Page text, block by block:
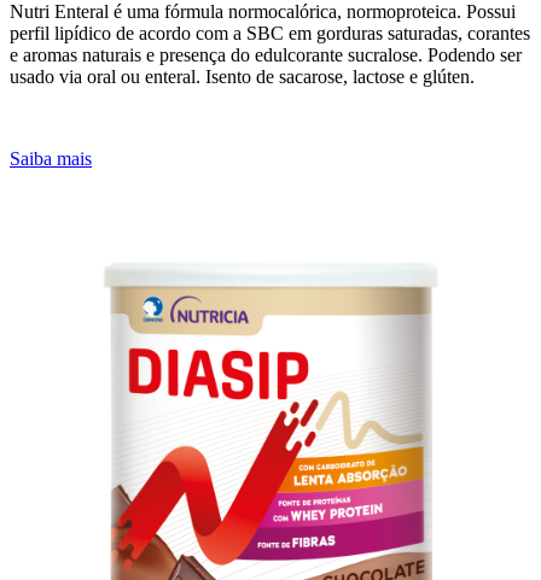
Nutri Enteral é uma fórmula normocalórica, normoproteica. Possui
perfil lipídico de acordo com a SBC em gorduras saturadas, corantes
e aromas naturais e presença do edulcorante sucralose. Podendo ser
usado via oral ou enteral. Isento de sacarose, lactose e glúten.
Saiba mais